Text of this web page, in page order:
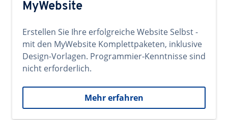
MyWebsite
Erstellen Sie Ihre erfolgreiche Website Selbst -
mit den MyWebsite Komplettpaketen, inklusive
Design-Vorlagen. Programmier-Kenntnisse sind
nicht erforderlich.
Mehr erfahren